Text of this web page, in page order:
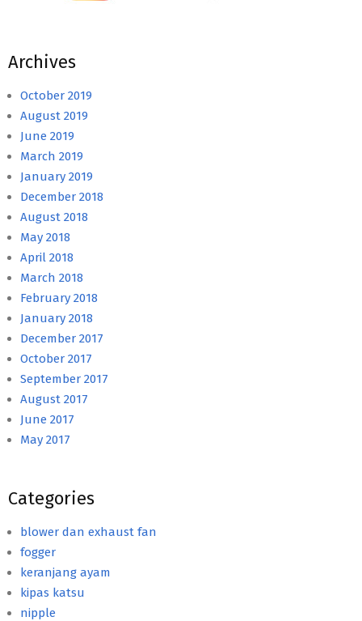
Archives
October 2019
August 2019
June 2019
March 2019
January 2019
December 2018
August 2018
May 2018
April 2018
March 2018
February 2018
January 2018
December 2017
October 2017
September 2017
August 2017
June 2017
May 2017
Categories
blower dan exhaust fan
fogger
keranjang ayam
kipas katsu
nipple